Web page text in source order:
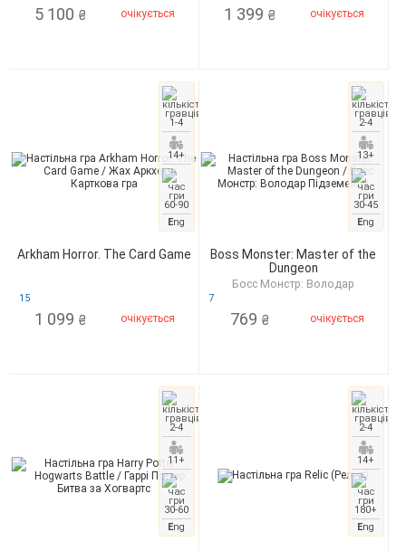
5 100 ₴ очікується 1 399 ₴ очікується
Arkham Horror. The Card Game
1-4
14+
60-90
Eng
15
1 099 ₴ очікується
Boss Monster: Master of the
Dungeon
Босс Монстр: Володар
2-4
13+
30-45
Eng
7
769 ₴ очікується
2-4
11+
30-60
Eng
2-4
14+
180+
Eng